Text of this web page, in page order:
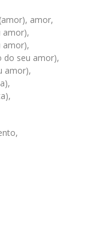
amor,
amor),
amor),
do seu amor),
amor),